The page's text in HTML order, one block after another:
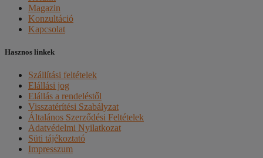
Magazin
Konzultáció
Kapcsolat
Hasznos linkek
Szállítási feltételek
Elállási jog
Elállás a rendeléstől
Visszatérítési Szabályzat
Általános Szerződési Feltételek
Adatvédelmi Nyilatkozat
Süti tájékoztató
Impresszum